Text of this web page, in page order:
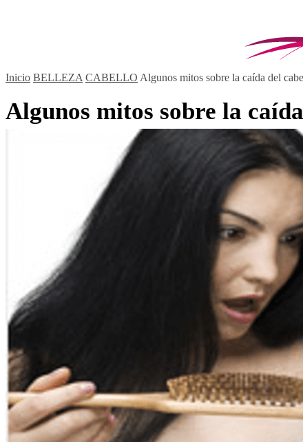
Inicio BELLEZA CABELLO Algunos mitos sobre la caída del
Algunos mitos sobre la